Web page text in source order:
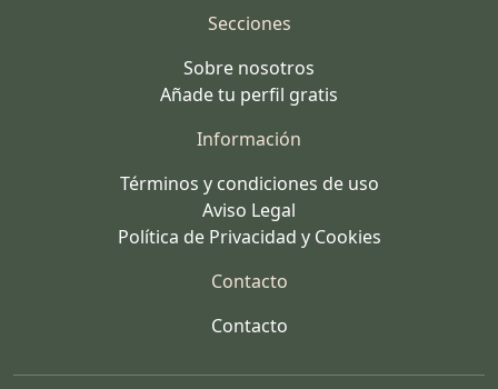
Secciones
Sobre nosotros
Añade tu perfil gratis
Información
Términos y condiciones de uso
Aviso Legal
Política de Privacidad y Cookies
Contacto
Contacto